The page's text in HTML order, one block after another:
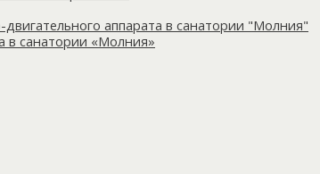
аппарата в санатории "Молния"
в санатории «Молния»